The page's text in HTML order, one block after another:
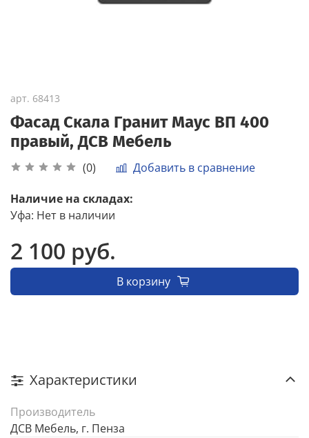
арт. 68413
Фасад Скала Гранит Маус ВП 400
правый, ДСВ Мебель
(0) Добавить в сравнение
Наличие на складах:
Уфа: Нет в наличии
2 100 руб.
В корзину
Характеристики
Производитель
ДСВ Мебель, г. Пенза